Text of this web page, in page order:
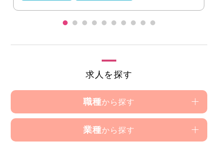
求人を探す
職種から探す
業種から探す